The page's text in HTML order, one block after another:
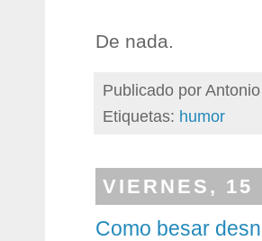
De nada.
Publicado por
Etiquetas: humor
VIERNES, 15
Como besar